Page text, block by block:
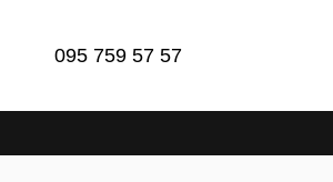
095 759 57 57